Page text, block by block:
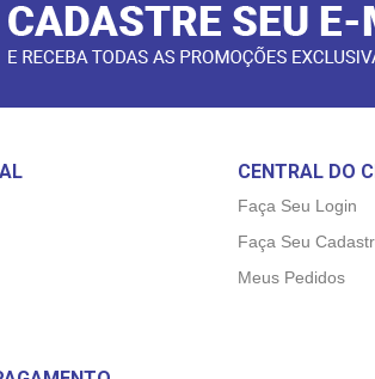
CENTRAL DO
Faça Seu Login
Faça Seu
Meus Pedidos